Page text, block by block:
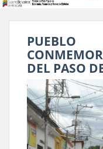
PUEBLO
DEL PASO